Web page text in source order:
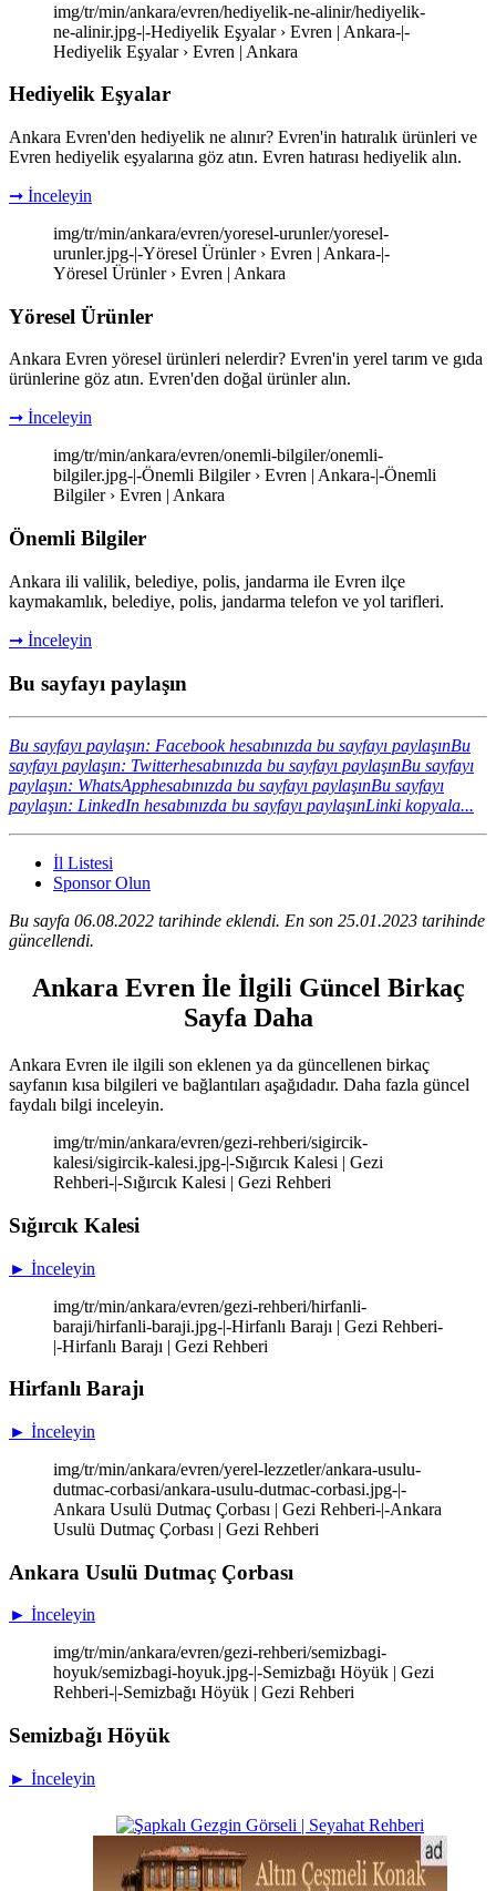
img/tr/min/ankara/evren/hediyelik-ne-alinir/hediyelik-
ne-alinir.jpg-|-Hediyelik Eşyalar › Evren | Ankara-|-
Hediyelik Eşyalar › Evren | Ankara
Hediyelik Eşyalar
Ankara Evren'den hediyelik ne alınır? Evren'in hatıralık ürünleri ve
Evren hediyelik eşyalarına göz atın. Evren hatırası hediyelik alın.
➞ İnceleyin
img/tr/min/ankara/evren/yoresel-urunler/yoresel-
urunler.jpg-|-Yöresel Ürünler › Evren | Ankara-|-
Yöresel Ürünler › Evren | Ankara
Yöresel Ürünler
Ankara Evren yöresel ürünleri nelerdir? Evren'in yerel tarım ve gıda
ürünlerine göz atın. Evren'den doğal ürünler alın.
➞ İnceleyin
img/tr/min/ankara/evren/onemli-bilgiler/onemli-
bilgiler.jpg-|-Önemli Bilgiler › Evren | Ankara-|-Önemli
Bilgiler › Evren | Ankara
Önemli Bilgiler
Ankara ili valilik, belediye, polis, jandarma ile Evren ilçe
kaymakamlık, belediye, polis, jandarma telefon ve yol tarifleri.
➞ İnceleyin
Bu sayfayı paylaşın
Bu sayfayı paylaşın: Facebook hesabınızda bu sayfayı paylaşınBu
sayfayı paylaşın: Twitterhesabınızda bu sayfayı paylaşınBu sayfayı
paylaşın: WhatsApphesabınızda bu sayfayı paylaşınBu sayfayı
paylaşın: LinkedIn hesabınızda bu sayfayı paylaşınLinki kopyala...
İl Listesi
Sponsor Olun
Bu sayfa 06.08.2022 tarihinde eklendi. En son 25.01.2023 tarihinde
güncellendi.
Ankara Evren İle İlgili Güncel Birkaç
Sayfa Daha
Ankara Evren ile ilgili son eklenen ya da güncellenen birkaç
sayfanın kısa bilgileri ve bağlantıları aşağıdadır. Daha fazla güncel
faydalı bilgi inceleyin.
img/tr/min/ankara/evren/gezi-rehberi/sigircik-
kalesi/sigircik-kalesi.jpg-|-Sığırcık Kalesi | Gezi
Rehberi-|-Sığırcık Kalesi | Gezi Rehberi
Sığırcık Kalesi
► İnceleyin
img/tr/min/ankara/evren/gezi-rehberi/hirfanli-
baraji/hirfanli-baraji.jpg-|-Hirfanlı Barajı | Gezi Rehberi-
|-Hirfanlı Barajı | Gezi Rehberi
Hirfanlı Barajı
► İnceleyin
img/tr/min/ankara/evren/yerel-lezzetler/ankara-usulu-
dutmac-corbasi/ankara-usulu-dutmac-corbasi.jpg-|-
Ankara Usulü Dutmaç Çorbası | Gezi Rehberi-|-Ankara
Usulü Dutmaç Çorbası | Gezi Rehberi
Ankara Usulü Dutmaç Çorbası
► İnceleyin
img/tr/min/ankara/evren/gezi-rehberi/semizbagi-
hoyuk/semizbagi-hoyuk.jpg-|-Semizbağı Höyük | Gezi
Rehberi-|-Semizbağı Höyük | Gezi Rehberi
Semizbağı Höyük
► İnceleyin